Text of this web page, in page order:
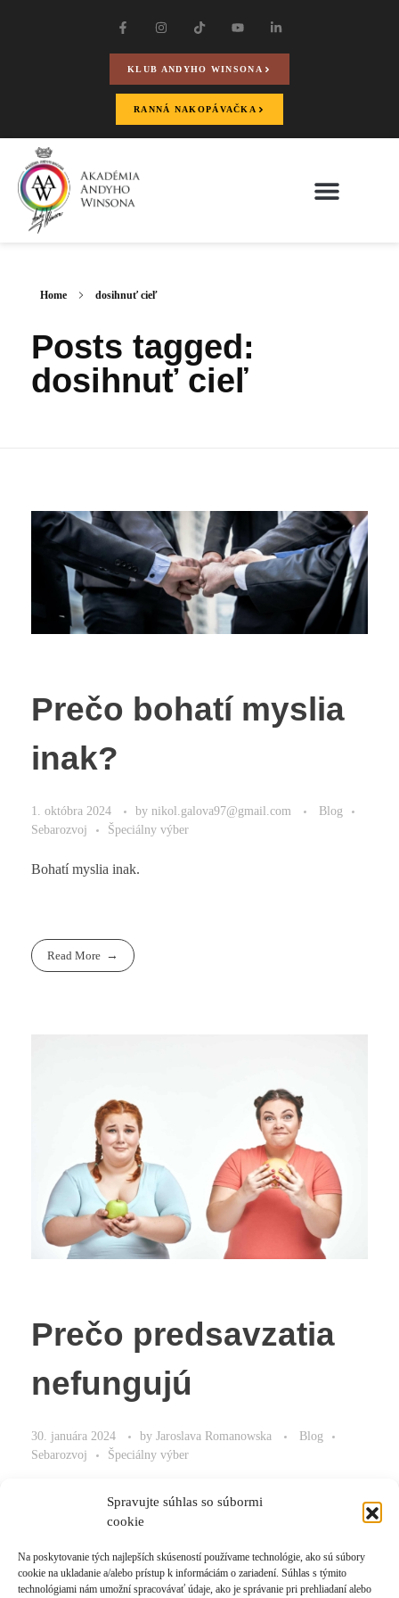
Spravujte súhlas so súbormi
cookie
Na poskytovanie tých najlepších skúseností používame technológie, ako sú súbory
cookie na ukladanie a/alebo prístup k informáciám o zariadení. Súhlas s týmito
technológiami nám umožní spracovávať údaje, ako je správanie pri prehliadaní alebo
KLUB ANDYHO WINSONA
RANNÁ NAKOPÁVAČKA
Home dosihnuť cieľ
Posts tagged:
dosihnuť cieľ
Prečo bohatí myslia
inak?
1. októbra 2024 by nikol.galova97@gmail.com
Blog
Sebarozvoj
Špeciálny výber
Bohatí myslia inak.
Read More
Prečo predsavzatia
nefungujú
30. januára 2024 by Jaroslava Romanowska
Blog
Sebarozvoj
Špeciálny výber
ako dosiahnuť svoje ciele
Read More